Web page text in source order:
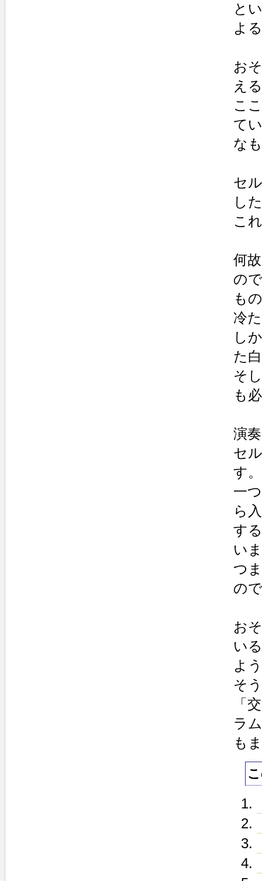
と
よ
お
え
こ
て
な
セ
し
こ
何
の
も
冷
し
た
そ
も
演
セ
す。
一
ら
す
い
つ
の
お
い
よ
そ
「
ラ
も